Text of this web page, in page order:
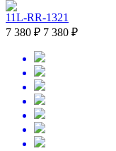
11L-RR-1321
7 380 ₽ 7 380 ₽